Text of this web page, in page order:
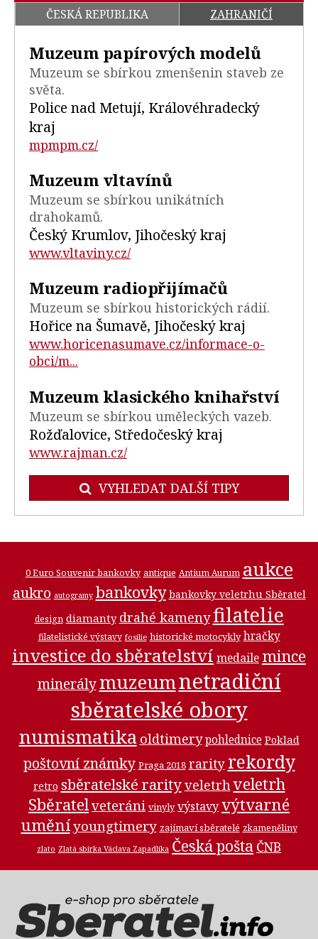
ČESKÁ REPUBLIKA ZAHRANIČÍ
Muzeum papírových modelů
Muzeum se sbírkou zmenšenin staveb ze
světa.
Police nad Metují, Královéhradecký
kraj
mpmpm.cz/
Muzeum vltavínů
Muzeum se sbírkou unikátních
drahokamů.
Český Krumlov, Jihočeský kraj
www.vltaviny.cz/
Muzeum radiopřijímačů
Muzeum se sbírkou historických rádií.
Hořice na Šumavě, Jihočeský kraj
www.horicenasumave.cz/informace-o-
obci/m...
Muzeum klasického knihařství
Muzeum se sbírkou uměleckých vazeb.
Rožďalovice, Středočeský kraj
www.rajman.cz/
VYHLEDAT DALŠÍ TIPY
0 Euro Souvenir bankovky antique Antium Aurum aukce
aukro autogramy bankovky bankovky veletrhu Sběratel
design diamanty drahé kamenyfilatelie
filatelistické výstavy fosilie historické motocykly hračky
investice do sběratelství medaile mince
minerálymuzeumnetradiční
sběratelské obory
numismatika oldtimery pohlednice Poklad
poštovní známky Praga 2018 rarity rekordy
retro sběratelské rarityveletrhveletrh
Sběratelveteráni vinyly výstavyvýtvarné
uměníyoungtimery zajímaví sběratelé zkameněliny
zlato Zlatá sbírka Václava Zapadlíka Česká pošta ČNB